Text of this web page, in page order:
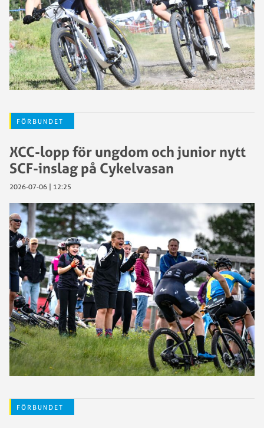
FÖRBUNDET
XCC-lopp för ungdom och junior nytt
SCF-inslag på Cykelvasan
2026-07-06 | 12:25
FÖRBUNDET